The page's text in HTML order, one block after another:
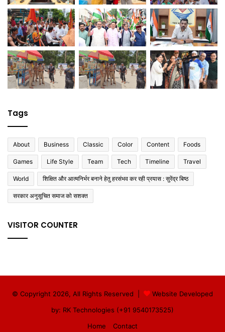
Tags
About Business Classic Color Content Foods
Games Life Style Team Tech Timeline Travel
World शिक्षित और आत्मनिर्भर बनाने हेतु हरसंभव कर रही प्रयास : सुरेंद्र बिष्ठ
सरकार अनुसूचित समाज को सशक्त
VISITOR COUNTER
© Copyright 2026, All Rights Reserved |
Website Developed
by: RK Technologies (+91 9540173525)
Home
Contact